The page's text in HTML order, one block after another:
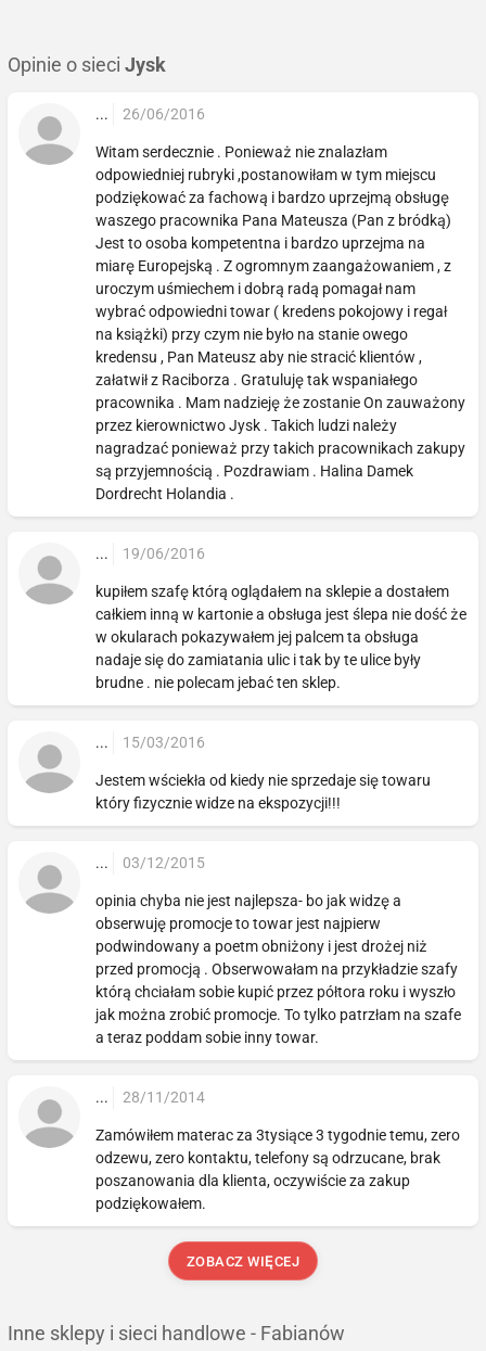
Opinie o sieci Jysk
... 26/06/2016
Witam serdecznie . Ponieważ nie znalazłam
odpowiedniej rubryki ,postanowiłam w tym miejscu
podziękować za fachową i bardzo uprzejmą obsługę
waszego pracownika Pana Mateusza (Pan z bródką)
Jest to osoba kompetentna i bardzo uprzejma na
miarę Europejską . Z ogromnym zaangażowaniem , z
uroczym uśmiechem i dobrą radą pomagał nam
wybrać odpowiedni towar ( kredens pokojowy i regał
na książki) przy czym nie było na stanie owego
kredensu , Pan Mateusz aby nie stracić klientów ,
załatwił z Raciborza . Gratuluję tak wspaniałego
pracownika . Mam nadzieję że zostanie On zauważony
przez kierownictwo Jysk . Takich ludzi należy
nagradzać ponieważ przy takich pracownikach zakupy
są przyjemnością . Pozdrawiam . Halina Damek
Dordrecht Holandia .
... 19/06/2016
kupiłem szafę którą oglądałem na sklepie a dostałem
całkiem inną w kartonie a obsługa jest ślepa nie dość że
w okularach pokazywałem jej palcem ta obsługa
nadaje się do zamiatania ulic i tak by te ulice były
brudne . nie polecam jebać ten sklep.
... 15/03/2016
Jestem wściekła od kiedy nie sprzedaje się towaru
który fizycznie widze na ekspozycji!!!
... 03/12/2015
opinia chyba nie jest najlepsza- bo jak widzę a
obserwuję promocje to towar jest najpierw
podwindowany a poetm obniżony i jest drożej niż
przed promocją . Obserwowałam na przykładzie szafy
którą chciałam sobie kupić przez półtora roku i wyszło
jak można zrobić promocje. To tylko patrzłam na szafe
a teraz poddam sobie inny towar.
... 28/11/2014
Zamówiłem materac za 3tysiące 3 tygodnie temu, zero
odzewu, zero kontaktu, telefony są odrzucane, brak
poszanowania dla klienta, oczywiście za zakup
podziękowałem.
ZOBACZ WIĘCEJ
Inne sklepy i sieci handlowe - Fabianów